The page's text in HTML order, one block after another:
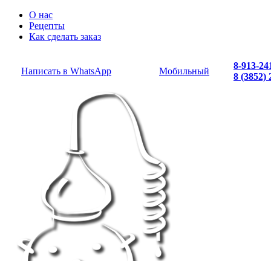
О нас
Рецепты
Как сделать заказ
Написать в WhatsApp Мобильный
8-913-
8 (3852)